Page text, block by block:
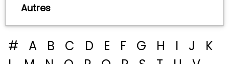
Autres
# A B C D E F G H I J
K